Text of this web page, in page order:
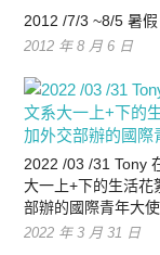
2012 /7/3 ~8/5 暑
2012 年 8 月 6 日
2022 /03 /31 Tony
大一上+下的生活花
部辦的國際青年大
2022 年 3 月 31 日